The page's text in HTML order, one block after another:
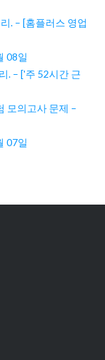
. – [홈플러스 영업
08일
. – ['주 52시간 근
모의고사 문제 –
07일